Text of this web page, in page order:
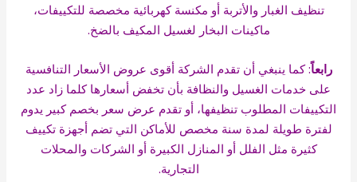
تنظيف الغبار والأتربة أو مكنسة كهربائية مخصصة للتكييفات،
ماكينات البخار لغسيل المكيف بالضخ.
رابعاً: كما ينبغي أن تقدم الشركة أقوى عروض الأسعار التنافسية
على خدمات الغسيل والنظافة بأن تخفض أسعارها كلما زاد عدد
التكييفات المطلوب تنظيفها، أو تقدم عرض سعر بخصم كبير يدوم
لفترة طويلة لمدة سنة مخصص للأماكن التي تضم أجهزة تكييف
كثيرة مثل الفلل أو المنازل الكبيرة أو الشركات والمحلات
التجارية.